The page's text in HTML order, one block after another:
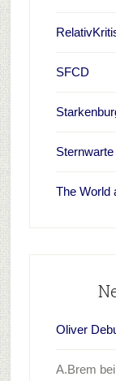
SFCD
The World
Oliver
A.Brem bei